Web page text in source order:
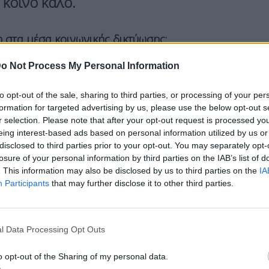
Not Process My Personal Information
opt-out of the sale, sharing to third parties, or processing of your
for targeted advertising by us, please use the below opt-out
selection. Please note that after your opt-out request is processed
interest-based ads based on personal information utilized by us
to third parties prior to your opt-out. You may separately
of your personal information by third parties on the IAB’s list of
This information may also be disclosed by us to third parties on the
Participants that may further disclose it to other third parties.
Data Processing Opt Outs
opt-out of the Sharing of my personal data.
μέσα κοινωνικής δικτύωσης:
Καθηγητή Θάνου Βερέμη για τον
στο σήμερα, με βάση τη σκέψη του
στην πολιτική μας ζωή και στα πολιτικά μας
της αποφυγής δηλαδή των
εσείς πιστεύετε ότι η πολιτική μας ζωή
είναι ότι ολοένα και περισσότερο
Ότι ειδικά τα κόμματα της
στο άλλο, σε επιθετική ρητορική και
κοινωνικής δικτύωσης ενισχύει αυτά τα